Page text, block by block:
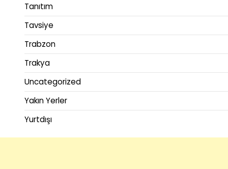
Tanıtım
Tavsiye
Trabzon
Trakya
Uncategorized
Yakın Yerler
Yurtdışı